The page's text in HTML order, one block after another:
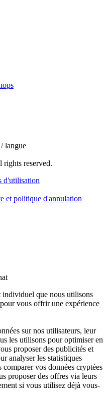
langue
rights reserved.
d'utilisation
et politique d'annulation
individuel que nous utilisons
vous offrir une expérience
sur nos utilisateurs, leur
les utilisons pour optimiser en
proposer des publicités et
analyser les statistiques
vos données cryptées
proposer des offres via leurs
si vous utilisez déjà vous-